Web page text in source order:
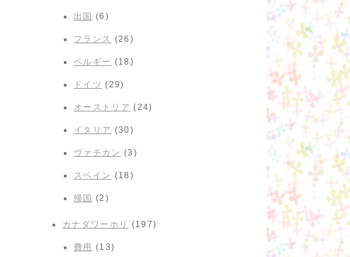
出国 (6)
フランス (26)
ベルギー (18)
ドイツ (29)
オーストリア (24)
イタリア (30)
ヴァチカン (3)
スペイン (18)
帰国 (2)
カナダワーホリ (197)
費用 (13)